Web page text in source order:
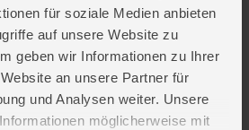
für soziale Medien anbieten
auf unsere Website zu
geben wir Informationen zu Ihrer
an unsere Partner für
und Analysen weiter. Unsere
möglicherweise mit
grau, weiß
Länge ca. 17 cm
Breite ca. 22 cm
Länge ca. 23,8 cm